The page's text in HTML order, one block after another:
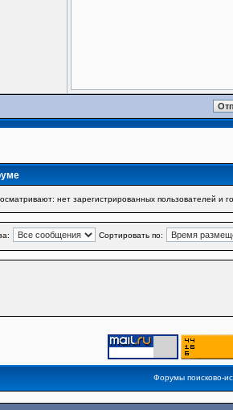
нет зарегистрированных пользователей и
Сортировать по:
Форумы поисково-